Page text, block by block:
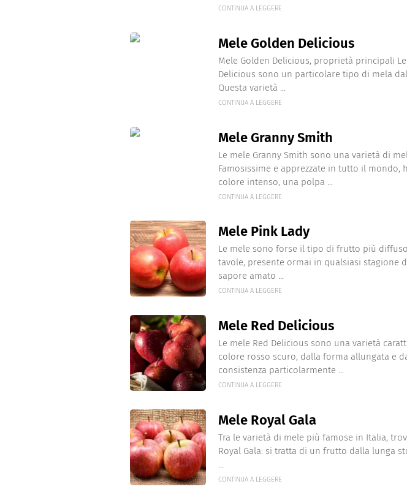
Pasqua
CONTINUA A LEGGERE
Mele Golden Delicious
Mele Golden Delicious, proprietà principali
Delicious sono un particolare tipo di mela
Questa varietà ...
CONTINUA A LEGGERE
Mele Granny Smith
Le mele Granny Smith sono una varietà di
Famosissime e apprezzate in tutto il mondo,
colore intenso, una polpa ...
CONTINUA A LEGGERE
Mele Pink Lady
Le mele sono forse il tipo di frutto più
tavole, presente ormai in qualsiasi stagione
sapore amato ...
CONTINUA A LEGGERE
Mele Red Delicious
Le mele Red Delicious sono una varietà
colore rosso scuro, dalla forma allungata e
consistenza particolarmente ...
CONTINUA A LEGGERE
Mele Royal Gala
Tra le varietà di mele più famose in Italia,
Royal Gala: si tratta di un frutto dalla lunga
...
CONTINUA A LEGGERE